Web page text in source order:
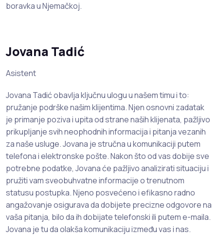
boravka u Njemačkoj.
Jovana Tadić
Asistent
Jovana Tadić obavlja ključnu ulogu u našem timu i to:
pružanje podrške našim klijentima. Njen osnovni zadatak
je primanje poziva i upita od strane naših klijenata, pažljivo
prikupljanje svih neophodnih informacija i pitanja vezanih
za naše usluge. Jovana je stručna u komunikaciji putem
telefona i elektronske pošte. Nakon što od vas dobije sve
potrebne podatke, Jovana će pažljivo analizirati situaciju i
pružiti vam sveobuhvatne informacije o trenutnom
statusu postupka. Njeno posvećeno i efikasno radno
angažovanje osigurava da dobijete precizne odgovore na
vaša pitanja, bilo da ih dobijate telefonski ili putem e-maila.
Jovana je tu da olakša komunikaciju između vas i nas.